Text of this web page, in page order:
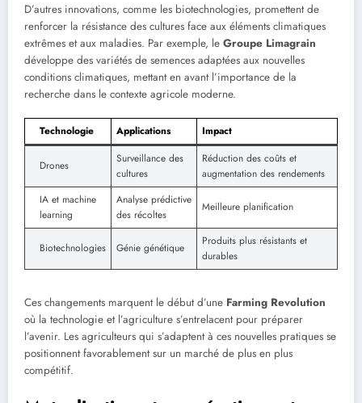
D’autres innovations, comme les biotechnologies, promettent de
renforcer la résistance des cultures face aux éléments climatiques
extrêmes et aux maladies. Par exemple, le Groupe Limagrain
développe des variétés de semences adaptées aux nouvelles
conditions climatiques, mettant en avant l’importance de la
recherche dans le contexte agricole moderne.
Technologie Applications Impact
Drones
Surveillance des
cultures
Réduction des coûts et
augmentation des rendements
IA et machine
learning
Analyse prédictive
des récoltes
Meilleure planification
Biotechnologies Génie génétique
Produits plus résistants et
durables
Ces changements marquent le début d’une Farming Revolution
où la technologie et l’agriculture s’entrelacent pour préparer
l’avenir. Les agriculteurs qui s’adaptent à ces nouvelles pratiques se
positionnent favorablement sur un marché de plus en plus
compétitif.